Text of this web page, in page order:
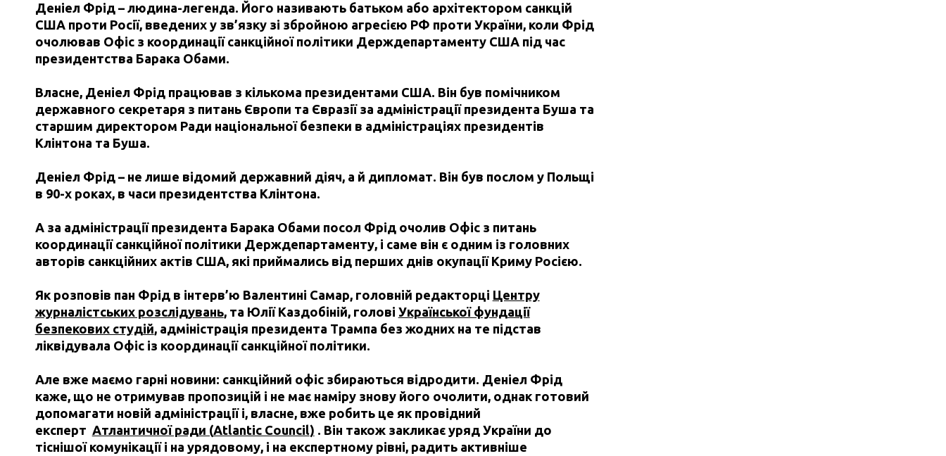
Деніел Фрід – людина-легенда. Його називають батьком або архітектором санкцій
США проти Росії, введених у зв’язку зі збройною агресією РФ проти України, коли Фрід
очолював Офіс з координації санкційної політики Держдепартаменту США під час
президентства Барака Обами.
Власне, Деніел Фрід працював з кількома президентами США. Він був помічником
державного секретаря з питань Європи та Євразії за адміністрації президента Буша та
старшим директором Ради національної безпеки в адміністраціях президентів
Клінтона та Буша.
Деніел Фрід – не лише відомий державний діяч, а й дипломат. Він був послом у Польщі
в 90-х роках, в часи президентства Клінтона.
А за адміністрації президента Барака Обами посол Фрід очолив Офіс з питань
координації санкційної політики Держдепартаменту, і саме він є одним із головних
авторів санкційних актів США, які приймались від перших днів окупації Криму Росією.
Як розповів пан Фрід в інтерв’ю Валентині Самар, головній редакторці Центру
журналістських розслідувань, та Юлії Каздобіній, голові Української фундації
безпекових студій, адміністрація президента Трампа без жодних на те підстав
ліквідувала Офіс із координації санкційної політики.
Але вже маємо гарні новини: санкційний офіс збираються відродити. Деніел Фрід
каже, що не отримував пропозицій і не має наміру знову його очолити, однак готовий
допомагати новій адміністрації і, власне, вже робить це як провідний
експерт Атлантичної ради (Atlantic Council) . Він також закликає уряд України до
тіснішої комунікації і на урядовому, і на експертному рівні, радить активніше